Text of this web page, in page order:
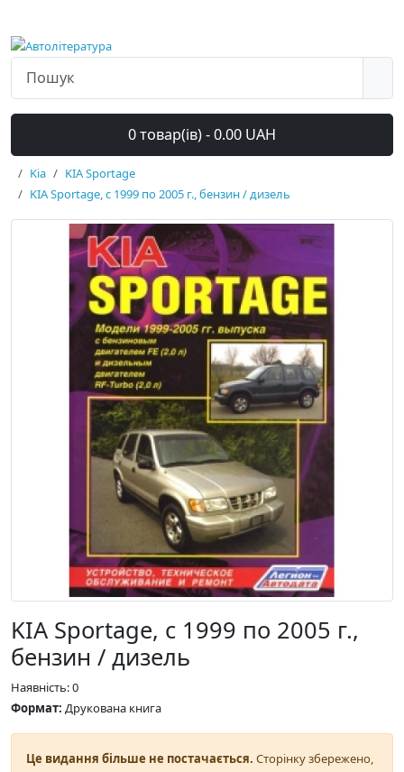
0 товар(ів) - 0.00 UAH
Kia
KIA Sportage
KIA Sportage, с 1999 по 2005 г., бензин / дизель
KIA Sportage, с 1999 по 2005 г.,
бензин / дизель
Наявність: 0
Формат: Друкована книга
Це видання більше не постачається. Сторінку збережено,